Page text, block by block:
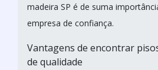
madeira SP é de suma
empresa de confiança.
Vantagens de encontrar
de qualidade